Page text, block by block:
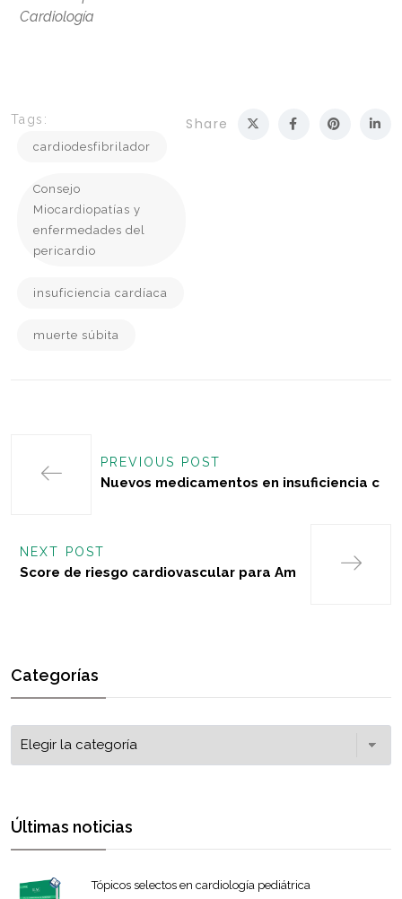
Cardiología
Tags:
cardiodesfibrilador
Consejo
Miocardiopatías y
enfermedades del
pericardio
insuficiencia cardíaca
muerte súbita
Share
PREVIOUS POST
Nuevos medicamentos en insuficiencia c
NEXT POST
Score de riesgo cardiovascular para Am
Categorías
Últimas noticias
Tópicos selectos en cardiología pediátrica